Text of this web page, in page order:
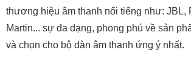
thương hiệu âm thanh nổi tiếng như: JBL,
Martin... sự đa dạng, phong phú về sản
và chọn cho bộ dàn âm thanh ứng ý nhất.